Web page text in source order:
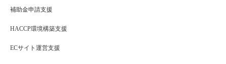
補助金申請支援
HACCP環境構築支援
ECサイト運営支援